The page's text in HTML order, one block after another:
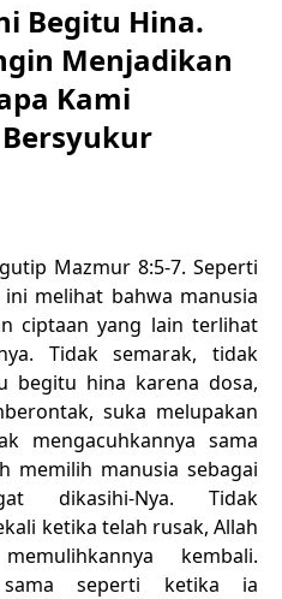
Begitu Hina.
Menjadikan
Kami
Mazmur 8:5-7. Seperti
melihat bahwa manusia
ciptaan yang lain terlihat
Tidak semarak, tidak
begitu hina karena dosa,
suka melupakan
mengacuhkannya sama
memilih manusia sebagai
dikasihi-Nya. Tidak
ketika telah rusak, Allah
kembali.
sama seperti ketika ia